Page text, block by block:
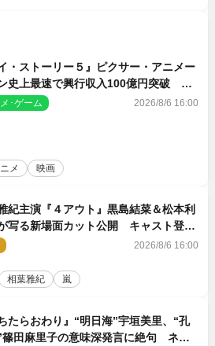
・ストーリー５』ピクサー・アニメー
史上最速で興行収入100億円突破 シ
No.1興収が目前
･ゲーム 2026/8/6 16:00
メ 映画
紀主演『４アウト』黒島結菜＆松本利
写る新場面カット公開 キャスト登壇
トも決定
2026/8/6 16:00
相葉雅紀 嵐
たらおわり』“明日海”宇垣美里、“孔
篠田麻里子の意味深発言に絶句 ネッ